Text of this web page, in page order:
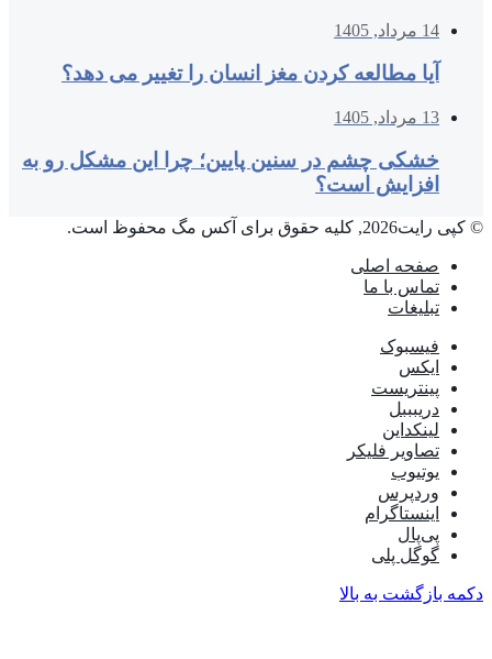
14 مرداد, 1405
آیا مطالعه کردن مغز انسان را تغییر می‌ دهد؟
13 مرداد, 1405
خشکی چشم در سنین پایین؛ چرا این مشکل رو به
افزایش است؟
© کپی رایت2026, کلیه حقوق برای آکس مگ محفوظ است.
صفحه اصلی
تماس با ما
تبلیغات
فیسبوک
ایکس
پینتریست
دریبببل
لینکداین
تصاویر فلیکر
یوتیوب
وردپرس
اینستاگرام
پی‌پال
گوگل پلی
دکمه بازگشت به بالا